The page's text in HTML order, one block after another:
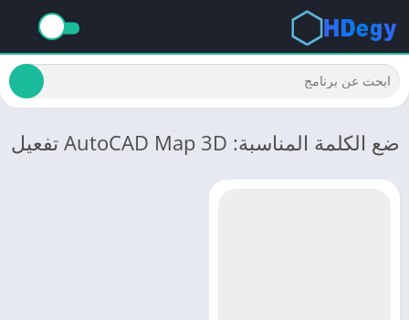
ضع الكلمة المناسبة: AutoCAD Map 3D تفعيل